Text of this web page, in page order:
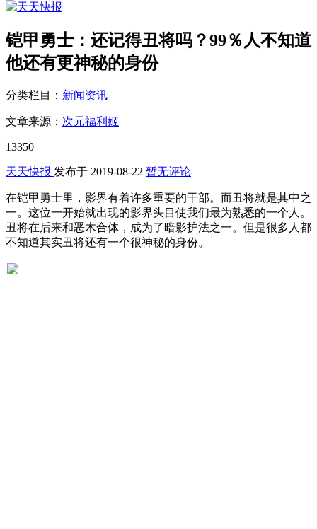
铠甲勇士：还记得丑将吗？99％人不知道
他还有更神秘的身份
分类栏目： 新闻资讯
文章来源： 次元福利姬
13350
天天快报 发布于 2019-08-22 暂无评论
在铠甲勇士里，影界有着许多重要的干部。而丑将就是其中之
一。这位一开始就出现的影界头目使我们最为熟悉的一个人。
丑将在后来和恶木合体，成为了暗影护法之一。但是很多人都
不知道其实丑将还有一个很神秘的身份。